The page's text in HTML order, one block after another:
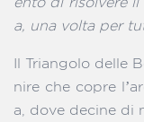
a, una volta per
Il Triangolo delle
nire che copre
a, dove decine di